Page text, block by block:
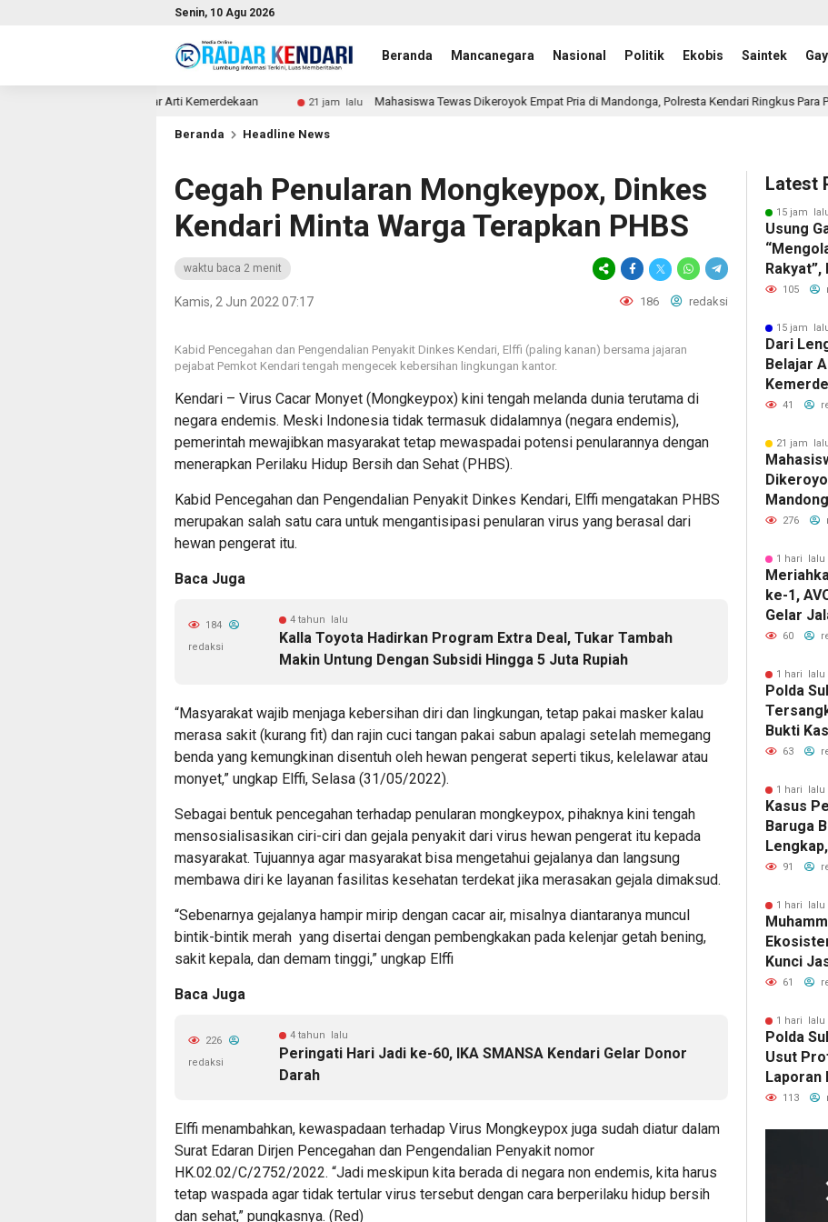
Senin, 10 Agu 2026
Beranda Mancanegara Nasional Politik Ekobis Saintek
Kita Belajar Arti Kemerdekaan 21 jam lalu Mahasiswa Tewas Dikeroyok Empat Pria di Mandonga, Polresta Kendari Ringkus Para Pelaku 1
Beranda Headline News
Cegah Penularan Mongkeypox, Dinkes
Kendari Minta Warga Terapkan PHBS
waktu baca 2 menit
Kamis, 2 Jun 2022 07:17 186 redaksi
Kabid Pencegahan dan Pengendalian Penyakit Dinkes Kendari, Elffi (paling kanan) bersama jajaran
pejabat Pemkot Kendari tengah mengecek kebersihan lingkungan kantor.
Kendari – Virus Cacar Monyet (Mongkeypox) kini tengah melanda dunia terutama di
negara endemis. Meski Indonesia tidak termasuk didalamnya (negara endemis),
pemerintah mewajibkan masyarakat tetap mewaspadai potensi penularannya dengan
menerapkan Perilaku Hidup Bersih dan Sehat (PHBS).
Kabid Pencegahan dan Pengendalian Penyakit Dinkes Kendari, Elffi mengatakan PHBS
merupakan salah satu cara untuk mengantisipasi penularan virus yang berasal dari
hewan pengerat itu.
Baca Juga
4 tahun lalu
Kalla Toyota Hadirkan Program Extra Deal, Tukar Tambah
Makin Untung Dengan Subsidi Hingga 5 Juta Rupiah
184
redaksi
“Masyarakat wajib menjaga kebersihan diri dan lingkungan, tetap pakai masker kalau
merasa sakit (kurang fit) dan rajin cuci tangan pakai sabun apalagi setelah memegang
benda yang kemungkinan disentuh oleh hewan pengerat seperti tikus, kelelawar atau
monyet,” ungkap Elffi, Selasa (31/05/2022).
Sebagai bentuk pencegahan terhadap penularan mongkeypox, pihaknya kini tengah
mensosialisasikan ciri-ciri dan gejala penyakit dari virus hewan pengerat itu kepada
masyarakat. Tujuannya agar masyarakat bisa mengetahui gejalanya dan langsung
membawa diri ke layanan fasilitas kesehatan terdekat jika merasakan gejala dimaksud.
“Sebenarnya gejalanya hampir mirip dengan cacar air, misalnya diantaranya muncul
bintik-bintik merah yang disertai dengan pembengkakan pada kelenjar getah bening,
sakit kepala, dan demam tinggi,” ungkap Elffi
Baca Juga
4 tahun lalu
Peringati Hari Jadi ke-60, IKA SMANSA Kendari Gelar Donor
Darah
226
redaksi
Elffi menambahkan, kewaspadaan terhadap Virus Mongkeypox juga sudah diatur dalam
Surat Edaran Dirjen Pencegahan dan Pengendalian Penyakit nomor
HK.02.02/C/2752/2022. “Jadi meskipun kita berada di negara non endemis, kita harus
tetap waspada agar tidak tertular virus tersebut dengan cara berperilaku hidup bersih
dan sehat,” pungkasnya. (Red)
Latest
15 jam
Usung
Rasyid
105
15 jam
Dari
Belajar
41
21 jam
Kendari
276
1 hari lalu
ke-1,
Gelar
hingga
60
1 hari lalu
Polda
Bukti
Tanpa
63
1 hari lalu
Kasus
Baruga
Kendari
91
1 hari lalu
Kunci
Hadirkan
61
1 hari lalu
Polda
Usut
Laporan
113